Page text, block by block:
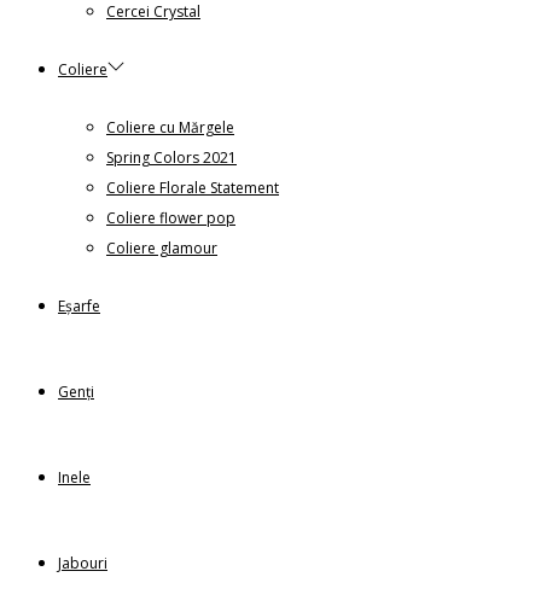
Cercei Crystal
Coliere
Coliere cu Mărgele
Spring Colors 2021
Coliere Florale Statement
Coliere flower pop
Coliere glamour
Eșarfe
Genți
Inele
Jabouri